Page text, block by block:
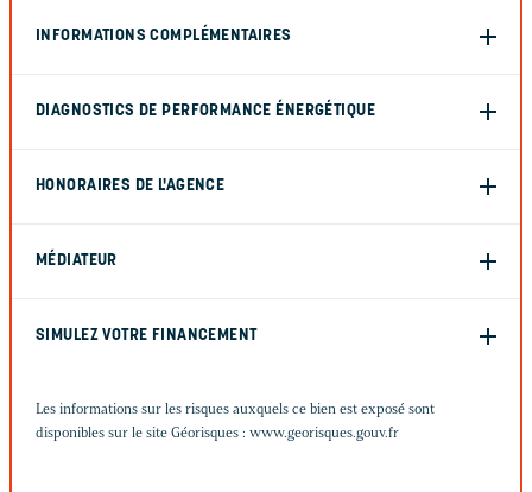
INFORMATIONS COMPLÉMENTAIRES
DIAGNOSTICS DE PERFORMANCE ÉNERGÉTIQUE
HONORAIRES DE L'AGENCE
MÉDIATEUR
SIMULEZ VOTRE FINANCEMENT
Les informations sur les risques auxquels ce bien est exposé sont
disponibles sur le site Géorisques : www.georisques.gouv.fr